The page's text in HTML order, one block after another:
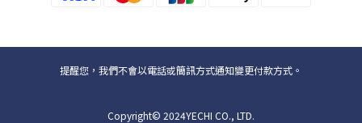
提醒您，我們不會以電話或簡訊方式通知變更付款方式。
Copyright© 2024YECHI CO., LTD.